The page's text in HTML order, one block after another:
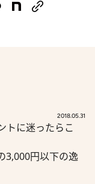
2018.05.31
トに迷ったらこ
3,000円以下の逸